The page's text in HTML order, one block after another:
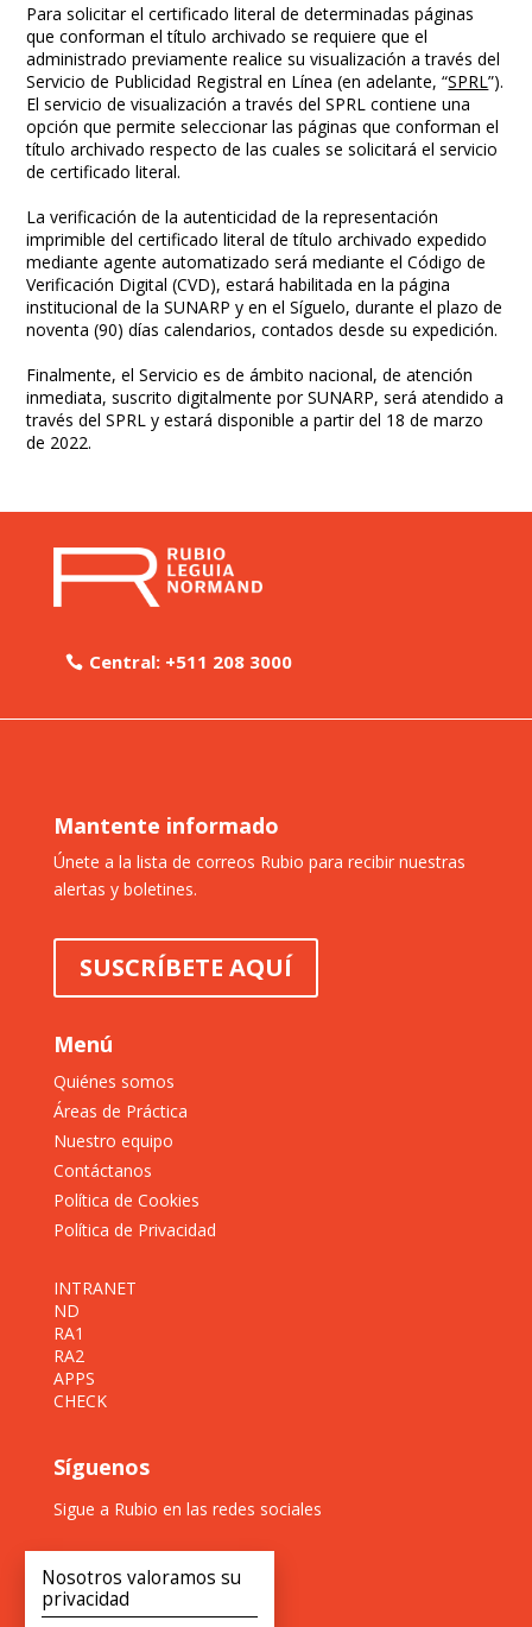
Para solicitar el certificado literal de determinadas páginas
que conforman el título archivado se requiere que el
administrado previamente realice su visualización a través del
Servicio de Publicidad Registral en Línea (en adelante, “SPRL”).
El servicio de visualización a través del SPRL contiene una
opción que permite seleccionar las páginas que conforman el
título archivado respecto de las cuales se solicitará el servicio
de certificado literal.
La verificación de la autenticidad de la representación
imprimible del certificado literal de título archivado expedido
mediante agente automatizado será mediante el Código de
Verificación Digital (CVD), estará habilitada en la página
institucional de la SUNARP y en el Síguelo, durante el plazo de
noventa (90) días calendarios, contados desde su expedición.
Finalmente, el Servicio es de ámbito nacional, de atención
inmediata, suscrito digitalmente por SUNARP, será atendido a
través del SPRL y estará disponible a partir del 18 de marzo
de 2022.
Central: +511 208 3000
Mantente informado
Únete a la lista de correos Rubio para recibir nuestras
alertas y boletines.
SUSCRÍBETE AQUÍ
Menú
Quiénes somos
Áreas de Práctica
Nuestro equipo
Contáctanos
Política de Cookies
Política de Privacidad
INTRANET
ND
RA1
RA2
APPS
CHECK
Síguenos
Sigue a Rubio en las redes sociales
Nosotros valoramos su
privacidad